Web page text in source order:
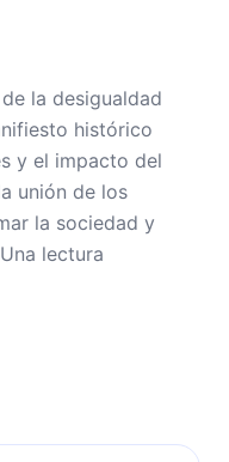
la desigualdad
histórico
y el impacto del
unión de los
la sociedad y
lectura